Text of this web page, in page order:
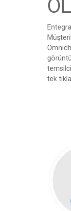
OL
tek